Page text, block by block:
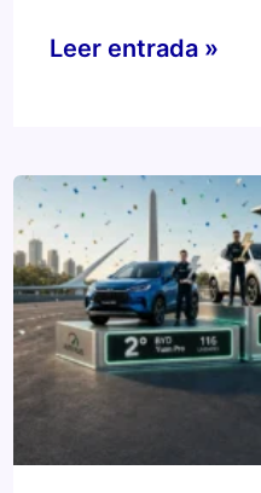
Acuerdo
Ecuador:
Impulso
a
la
Industria
Leer entrada »